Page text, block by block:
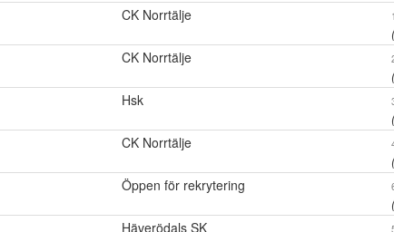
CK Norrtälje
CK Norrtälje
Hsk
CK Norrtälje
Öppen för rekrytering
Häverödals SK